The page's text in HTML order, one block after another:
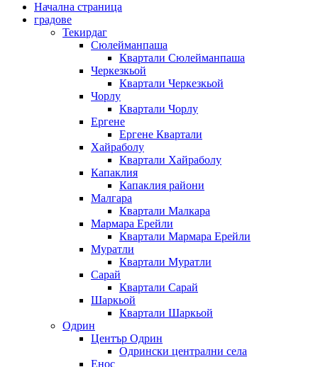
Начална страница
градове
Текирдаг
Сюлейманпаша
Квартали Сюлейманпаша
Черкезкьой
Квартали Черкезкьой
Чорлу
Квартали Чорлу
Ергене
Ергене Квартали
Хайраболу
Квартали Хайраболу
Капаклия
Капаклия райони
Малгара
Квартали Малкара
Мармара Ерейли
Квартали Мармара Ерейли
Муратли
Квартали Муратли
Сарай
Квартали Сарай
Шаркьой
Квартали Шаркьой
Одрин
Център Одрин
Одрински централни села
Енос